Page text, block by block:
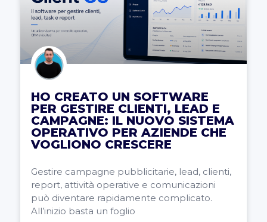
HO CREATO UN SOFTWARE
PER GESTIRE CLIENTI, LEAD E
CAMPAGNE: IL NUOVO SISTEMA
OPERATIVO PER AZIENDE CHE
VOGLIONO CRESCERE
Gestire campagne pubblicitarie, lead, clienti,
report, attività operative e comunicazioni
può diventare rapidamente complicato.
All’inizio basta un foglio